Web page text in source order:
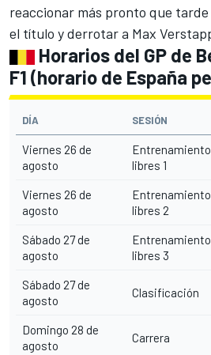
reaccionar más pronto que
el título y derrotar a Max
Horarios del GP de
F1 (horario de España
DÍA SESIÓN
Viernes 26 de
agosto
libres 1
Viernes 26 de
agosto
libres 2
Sábado 27 de
agosto
libres 3
Sábado 27 de
agosto
Clasificación
Domingo 28 de
agosto
Carrera